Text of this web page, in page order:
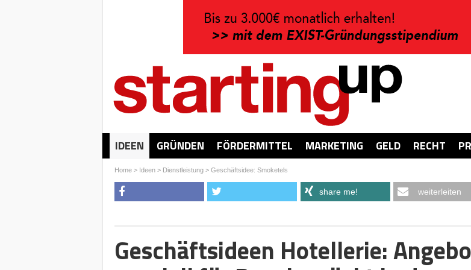
IDEEN GRÜNDEN FÖRDERMITTEL MARKETING GELD RECHT
Home> Ideen> Dienstleistung> Geschäftsidee: Smoketels
share me! weiterleiten
Geschäftsideen Hotellerie: